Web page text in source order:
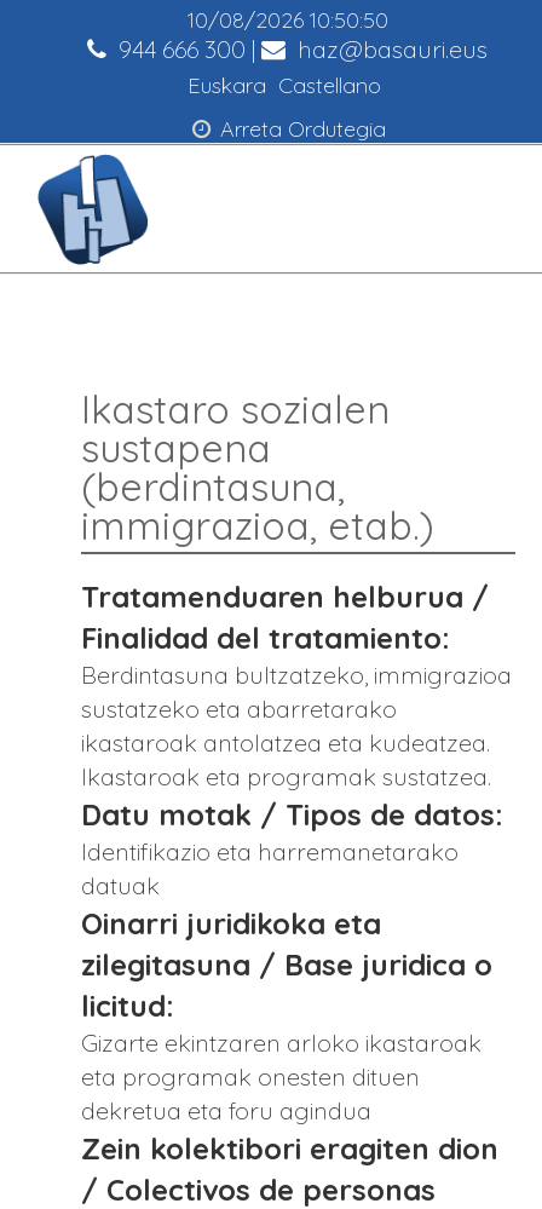
10/08/202610:50:51
944 666 300 | haz@basauri.eus
Euskara Castellano
Arreta Ordutegia
Ikastaro sozialen
sustapena
(berdintasuna,
immigrazioa, etab.)
Tratamenduaren helburua /
Finalidad del tratamiento:
Berdintasuna bultzatzeko, immigrazioa
sustatzeko eta abarretarako
ikastaroak antolatzea eta kudeatzea.
Ikastaroak eta programak sustatzea.
Datu motak / Tipos de datos:
Identifikazio eta harremanetarako
datuak
Oinarri juridikoka eta
zilegitasuna / Base juridica o
licitud:
Gizarte ekintzaren arloko ikastaroak
eta programak onesten dituen
dekretua eta foru agindua
Zein kolektibori eragiten dion
/ Colectivos de personas